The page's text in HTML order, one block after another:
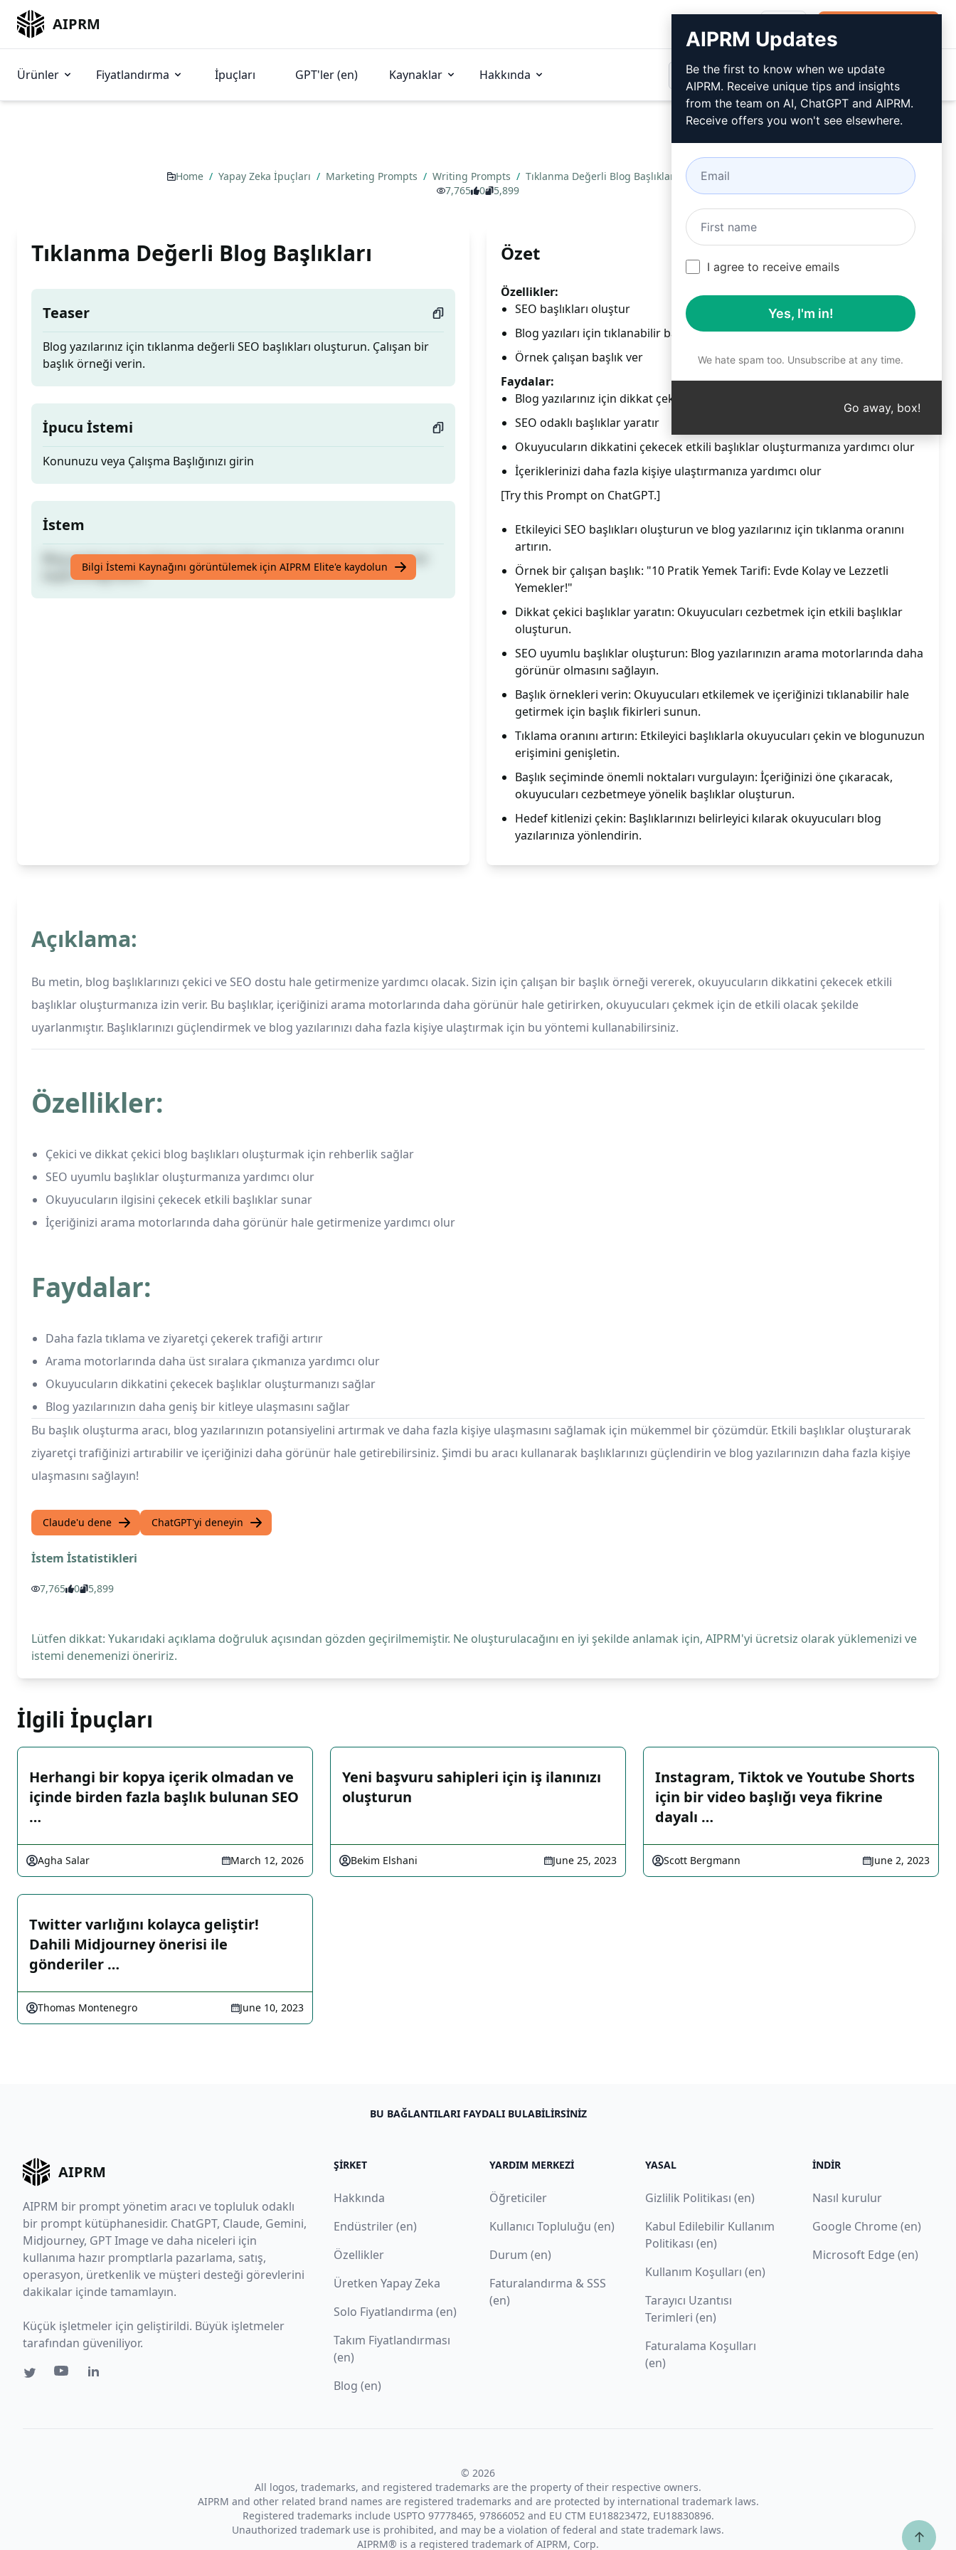
AIPRM
Ürünler Fiyatlandırma İpuçları GPT'ler (en) Kaynaklar Hakkında
Home / Yapay Zeka İpuçları / Marketing Prompts / Writing Prompts / Tıklanma Değerli Blog Başlıkları / LME
May 11, 2023
7,765
0 5,899
Tıklanma Değerli Blog Başlıkları
Teaser
Blog yazılarınız için tıklanma değerli SEO başlıkları oluşturun. Çalışan bir
başlık örneği verin.
İpucu İstemi
Konunuzu veya Çalışma Başlığınızı girin
İstem
Blog yazılarınız için tıklanma değerli SEO başlıkları oluşturun. Çalışan bir
başlık örneği verin.
Bilgi İstemi Kaynağını görüntülemek için AIPRM Elite'e kaydolun
Özet
Özellikler:
SEO başlıkları oluştur
Blog yazıları için tıklanabilir başlıklar yarat
Örnek çalışan başlık ver
Faydalar:
Blog yazılarınız için dikkat çekici başlıklar oluşturmanıza yardımcı olur
SEO odaklı başlıklar yaratır
Okuyucuların dikkatini çekecek etkili başlıklar oluşturmanıza yardımcı olur
İçeriklerinizi daha fazla kişiye ulaştırmanıza yardımcı olur
[Try this Prompt on ChatGPT.]
Etkileyici SEO başlıkları oluşturun ve blog yazılarınız için tıklanma oranını
artırın.
Örnek bir çalışan başlık: "10 Pratik Yemek Tarifi: Evde Kolay ve Lezzetli
Yemekler!"
Dikkat çekici başlıklar yaratın: Okuyucuları cezbetmek için etkili başlıklar
oluşturun.
SEO uyumlu başlıklar oluşturun: Blog yazılarınızın arama motorlarında daha
görünür olmasını sağlayın.
Başlık örnekleri verin: Okuyucuları etkilemek ve içeriğinizi tıklanabilir hale
getirmek için başlık fikirleri sunun.
Tıklama oranını artırın: Etkileyici başlıklarla okuyucuları çekin ve blogunuzun
erişimini genişletin.
Başlık seçiminde önemli noktaları vurgulayın: İçeriğinizi öne çıkaracak,
okuyucuları cezbetmeye yönelik başlıklar oluşturun.
Hedef kitlenizi çekin: Başlıklarınızı belirleyici kılarak okuyucuları blog
yazılarınıza yönlendirin.
Açıklama:
Bu metin, blog başlıklarınızı çekici ve SEO dostu hale getirmenize yardımcı olacak. Sizin için çalışan bir başlık örneği vererek, okuyucuların dikkatini çekecek etkili
başlıklar oluşturmanıza izin verir. Bu başlıklar, içeriğinizi arama motorlarında daha görünür hale getirirken, okuyucuları çekmek için de etkili olacak şekilde
uyarlanmıştır. Başlıklarınızı güçlendirmek ve blog yazılarınızı daha fazla kişiye ulaştırmak için bu yöntemi kullanabilirsiniz.
Özellikler:
Çekici ve dikkat çekici blog başlıkları oluşturmak için rehberlik sağlar
SEO uyumlu başlıklar oluşturmanıza yardımcı olur
Okuyucuların ilgisini çekecek etkili başlıklar sunar
İçeriğinizi arama motorlarında daha görünür hale getirmenize yardımcı olur
Faydalar:
Daha fazla tıklama ve ziyaretçi çekerek trafiği artırır
Arama motorlarında daha üst sıralara çıkmanıza yardımcı olur
Okuyucuların dikkatini çekecek başlıklar oluşturmanızı sağlar
Blog yazılarınızın daha geniş bir kitleye ulaşmasını sağlar
Bu başlık oluşturma aracı, blog yazılarınızın potansiyelini artırmak ve daha fazla kişiye ulaşmasını sağlamak için mükemmel bir çözümdür. Etkili başlıklar oluşturarak
ziyaretçi trafiğinizi artırabilir ve içeriğinizi daha görünür hale getirebilirsiniz. Şimdi bu aracı kullanarak başlıklarınızı güçlendirin ve blog yazılarınızın daha fazla kişiye
ulaşmasını sağlayın!
Claude'u dene ChatGPT'yi deneyin
İstem İstatistikleri
7,765 0 5,899
Lütfen dikkat: Yukarıdaki açıklama doğruluk açısından gözden geçirilmemiştir. Ne oluşturulacağını en iyi şekilde anlamak için, AIPRM'yi ücretsiz olarak yüklemenizi ve
istemi denemenizi öneririz.
İlgili İpuçları
Herhangi bir kopya içerik olmadan ve
içinde birden fazla başlık bulunan SEO
…
Agha Salar March 12, 2026
Yeni başvuru sahipleri için iş ilanınızı
oluşturun
Bekim Elshani June 25, 2023
Instagram, Tiktok ve Youtube Shorts
için bir video başlığı veya fikrine
dayalı …
Scott Bergmann June 2, 2023
Twitter varlığını kolayca geliştir!
Dahili Midjourney önerisi ile
gönderiler …
Thomas Montenegro June 10, 2023
BU BAĞLANTILARI FAYDALI BULABILIRSINIZ
AIPRM
AIPRM bir prompt yönetim aracı ve topluluk odaklı
bir prompt kütüphanesidir. ChatGPT, Claude, Gemini,
Midjourney, GPT Image ve daha niceleri için
kullanıma hazır promptlarla pazarlama, satış,
operasyon, üretkenlik ve müşteri desteği görevlerini
dakikalar içinde tamamlayın.
Küçük işletmeler için geliştirildi. Büyük işletmeler
tarafından güveniliyor.
ŞIRKET
Hakkında
Endüstriler (en)
Özellikler
Üretken Yapay Zeka
Solo Fiyatlandırma (en)
Takım Fiyatlandırması
(en)
Blog (en)
YARDIM MERKEZI
Öğreticiler
Kullanıcı Topluluğu (en)
Durum (en)
Faturalandırma & SSS
(en)
YASAL
Gizlilik Politikası (en)
Kabul Edilebilir Kullanım
Politikası (en)
Kullanım Koşulları (en)
Tarayıcı Uzantısı
Terimleri (en)
Faturalama Koşulları
(en)
İNDIR
Nasıl kurulur
Google Chrome (en)
Microsoft Edge (en)
© 2026
All logos, trademarks, and registered trademarks are the property of their respective owners.
AIPRM and other related brand names are registered trademarks and are protected by international trademark laws.
Registered trademarks include USPTO 97778465, 97866052 and EU CTM EU18823472, EU18830896.
Unauthorized trademark use is prohibited, and may be a violation of federal and state trademark laws.
AIPRM® is a registered trademark of AIPRM, Corp.
↑
AIPRM Updates
Be the first to know when we update
AIPRM. Receive unique tips and insights
from the team on AI, ChatGPT and AIPRM.
Receive offers you won't see elsewhere.
I agree to receive emails
Yes, I'm in!
We hate spam too. Unsubscribe at any time.
Go away, box!